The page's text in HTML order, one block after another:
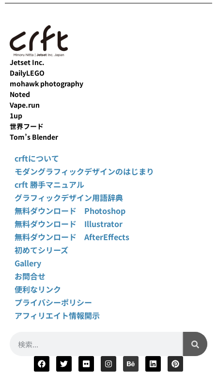
Jetset Inc.
DailyLEGO
mohawk photography
Noted
Vape.run
1up
世界フード
Tom’s Blender
crftについて
モダングラフィックデザインのはじまり
crft 勝手マニュアル
グラフィックデザイン用語辞典
無料ダウンロード Photoshop
無料ダウンロード Illustrator
無料ダウンロード AfterEffects
初めてシリーズ
Gallery
お問合せ
便利なリンク
プライバシーポリシー
アフィリエイト情報開示